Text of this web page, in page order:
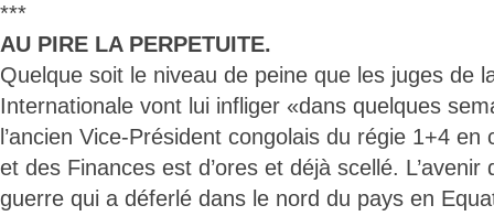
***
AU PIRE LA PERPETUITE.
Quelque soit le niveau de peine que les juges de
Internationale vont lui infliger «dans quelques
l’ancien Vice-Président congolais du régie 1+4 en
et des Finances est d’ores et déjà scellé. L’avenir
guerre qui a déferlé dans le nord du pays en